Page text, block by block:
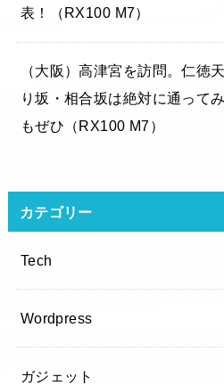
表！（RX100 M7）
（大阪）高津宮を訪問。仁徳
り坂・相合坂は絶対に通って
もぜひ（RX100 M7）
カテゴリー
Tech
Wordpress
ガジェット